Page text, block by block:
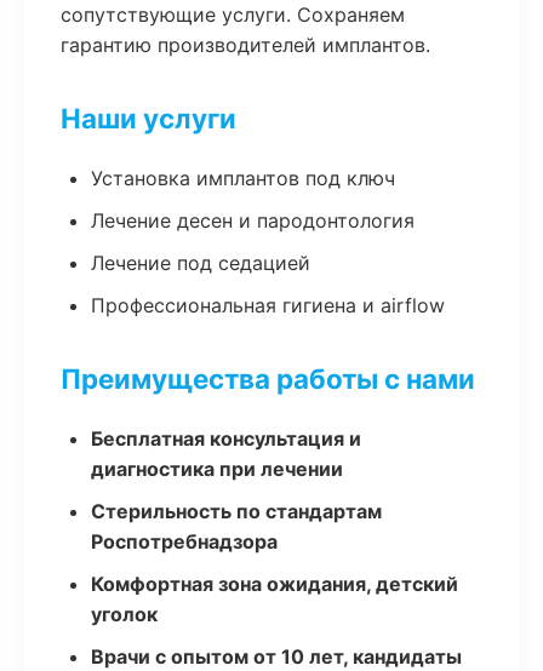
сопутствующие услуги. Сохраняем
гарантию производителей имплантов.
Наши услуги
Установка имплантов под ключ
Лечение десен и пародонтология
Лечение под седацией
Профессиональная гигиена и airflow
Преимущества работы с нами
Бесплатная консультация и
диагностика при лечении
Стерильность по стандартам
Роспотребнадзора
Комфортная зона ожидания, детский
уголок
Врачи с опытом от 10 лет, кандидаты